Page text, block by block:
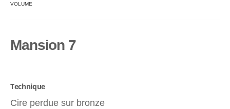
VOLUME
Mansion 7
Technique
Cire perdue sur bronze